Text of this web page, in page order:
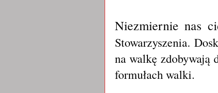
Niezmiernie nas
Stowarzyszenia.
na walkę
formułach walki.